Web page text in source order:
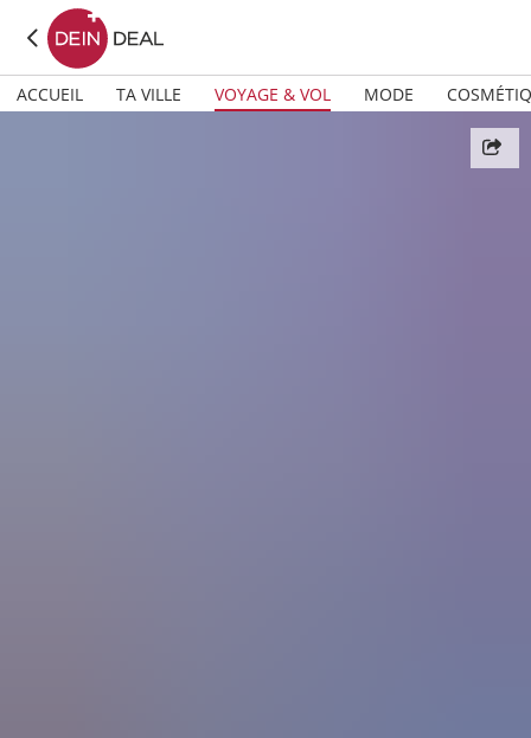
ACCUEIL TA VILLE VOYAGE & VOL MODE